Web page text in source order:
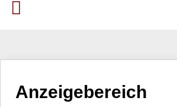
Anzeigebereich